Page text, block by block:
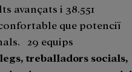
avançats i 38.551
que potenciï
29 equips
treballadors socials,